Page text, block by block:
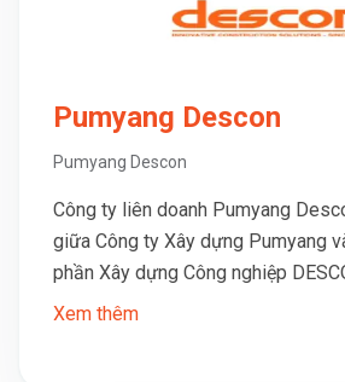
Pumyang Descon
Pumyang Descon
Công ty liên doanh Pumyang
giữa Công ty Xây dựng Pumyang
phần Xây dựng Công nghiệp
Xem thêm